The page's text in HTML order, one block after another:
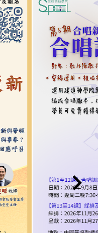
keyboard_arrow_right